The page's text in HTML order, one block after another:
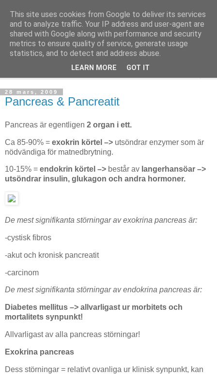
Medicinanteckningar
Mirjam Messo - ST-läkare inom allmänmedicin
28 mars, 2009
Pancreas & Pancreatit
Pancreas är egentligen 2 organ i ett.
Ca 85-90% = exokrin körtel –> utsöndrar enzymer som är
nödvändiga för matnedbrytning.
10-15% = endokrin körtel –> består av langerhansöar –>
utsöndrar insulin, glukagon och andra hormoner.
De mest signifikanta störningar av exokrina pancreas är:
-cystisk fibros
-akut och kronisk pancreatit
-carcinom
De mest signifikanta störningar av endokrina pancreas är:
Diabetes mellitus –> allvarligast ur morbitets och
mortalitets synpunkt!
Allvarligast av alla pancreas störningar!
Exokrina pancreas
Dess störningar = relativt ovanliga ur klinisk synpunkt, kan
This site uses cookies from Google to deliver its services
and to analyze traffic. Your IP address and user-agent are
shared with Google along with performance and security
metrics to ensure quality of service, generate usage
statistics, and to detect and address abuse.
LEARN MORE GOT IT